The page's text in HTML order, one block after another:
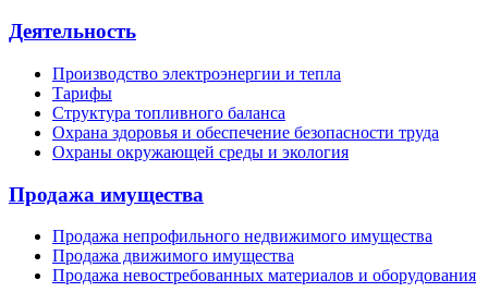
Деятельность
Производство электроэнергии и тепла
Тарифы
Структура топливного баланса
Охрана здоровья и обеспечение безопасности труда
Охраны окружающей среды и экология
Продажа имущества
Продажа непрофильного недвижимого имущества
Продажа движимого имущества
Продажа невостребованных материалов и оборудования